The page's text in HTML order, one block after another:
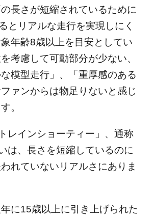
長さが短縮されているために
とリアルな走行を実現しにく
年齢8歳以上を目安としてい
考慮して可動部分が少ない、
模型走行」、「重厚感のある
ァンからは物足りないと感じ
。
レインショーティー」、通称
は、長さを短縮しているのに
れていないリアルさにありま
に15歳以上に引き上げられた